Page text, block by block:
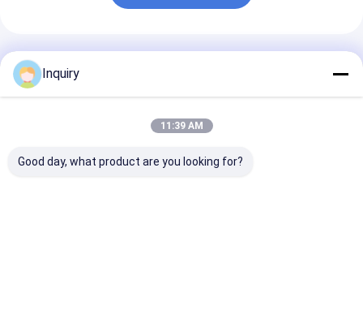
अनुशंसित उत्पाद
Inquiry
11:39 AM
Good day, what product are you looking for?